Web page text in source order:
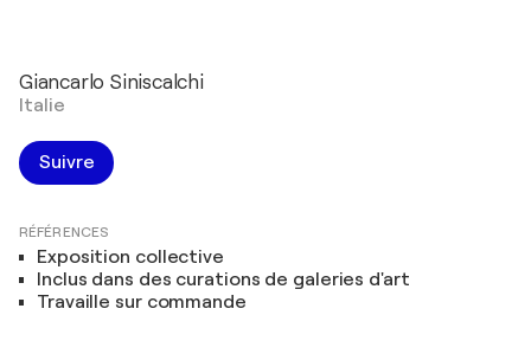
Giancarlo Siniscalchi
Italie
Suivre
RÉFÉRENCES
Exposition collective
Inclus dans des curations de galeries d'art
Travaille sur commande